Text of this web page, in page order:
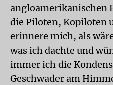
angloamerikanischen
die Piloten, Kopiloten
erinnere mich, als
was ich dachte und
immer ich die
Geschwader am